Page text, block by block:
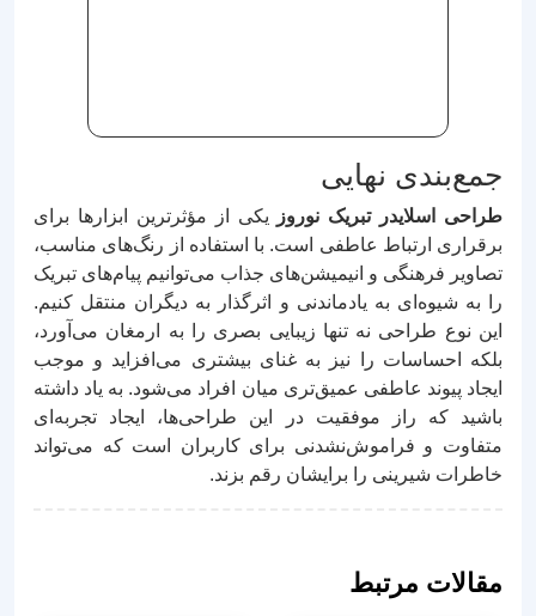
جمع‌بندی نهایی
طراحی اسلایدر تبریک نوروز
یکی از مؤثرترین ابزارها برای
برقراری ارتباط عاطفی است. با استفاده از رنگ‌های مناسب،
تصاویر فرهنگی و انیمیشن‌های جذاب می‌توانیم پیام‌های تبریک
را به شیوه‌ای به یادماندنی و اثرگذار به دیگران منتقل کنیم.
این نوع طراحی نه تنها زیبایی بصری را به ارمغان می‌آورد،
بلکه احساسات را نیز به غنای بیشتری می‌افزاید و موجب
ایجاد پیوند عاطفی عمیق‌تری میان افراد می‌شود. به یاد داشته
باشید که راز موفقیت در این طراحی‌ها، ایجاد تجربه‌ای
متفاوت و فراموش‌نشدنی برای کاربران است که می‌تواند
خاطرات شیرینی را برایشان رقم بزند.
مقالات مرتبط